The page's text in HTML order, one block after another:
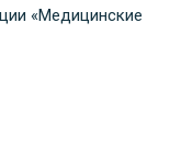
«Медицинские